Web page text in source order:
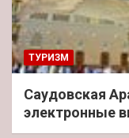
ТУРИЗМ
Саудовская
электронные